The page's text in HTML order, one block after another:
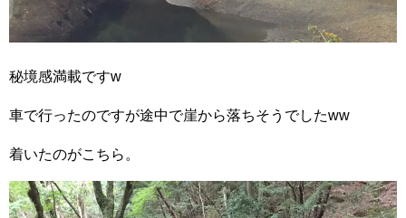
秘境感満載ですw
車で行ったのですが途中で崖から落ちそうでしたww
着いたのがこちら。